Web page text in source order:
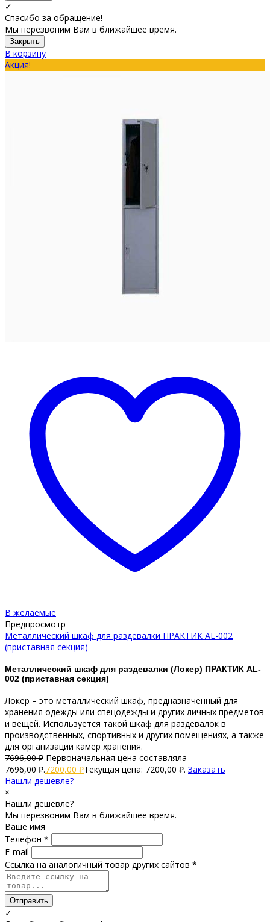
✓
Спасибо за обращение!
Мы перезвоним Вам в ближайшее время.
Закрыть
В корзину
Акция!
В желаемые
Предпросмотр
Металлический шкаф для раздевалки ПРАКТИК AL-002
(приставная секция)
Металлический шкаф для раздевалки (Локер) ПРАКТИК AL-
002 (приставная секция)
Локер – это металлический шкаф, предназначенный для
хранения одежды или спецодежды и других личных предметов
и вещей. Используется такой шкаф для раздевалок в
производственных, спортивных и других помещениях, а также
для организации камер хранения.
7696,00₽ Первоначальная цена составляла
7696,00 ₽.7200,00 ₽Текущая цена: 7200,00 ₽. Заказать
Нашли дешевле?
×
Нашли дешевле?
Мы перезвоним Вам в ближайшее время.
Ваше имя
Телефон *
E-mail
Ссылка на аналогичный товар других сайтов *
Отправить
✓